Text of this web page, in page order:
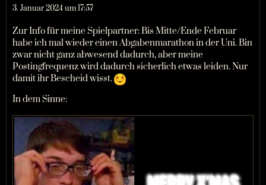
3. Januar 2024 um 17:57
Zur Info für meine Spielpartner: Bis Mitte/Ende Februar
habe ich mal wieder einen Abgabenmarathon in der Uni. Bin
zwar nicht ganz abwesend dadurch, aber meine
Postingfrequenz wird dadurch sicherlich etwas leiden. Nur
damit ihr Bescheid wisst.
In dem Sinne: